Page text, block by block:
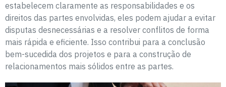
estabelecem claramente as responsabilidades e os
direitos das partes envolvidas, eles podem ajudar a evitar
disputas desnecessárias e a resolver conflitos de forma
mais rápida e eficiente. Isso contribui para a conclusão
bem-sucedida dos projetos e para a construção de
relacionamentos mais sólidos entre as partes.